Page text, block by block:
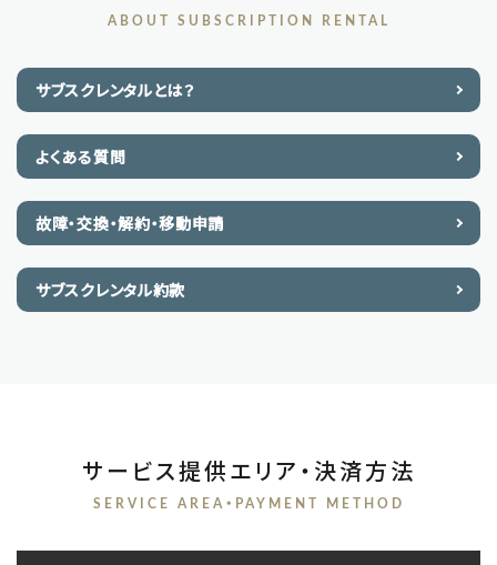
ABOUT SUBSCRIPTION RENTAL
サブスクレンタルとは？
よくある質問
故障・交換・解約・移動申請
サブスクレンタル約款
サービス提供エリア・決済方法
SERVICE AREA・PAYMENT METHOD